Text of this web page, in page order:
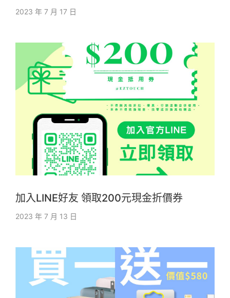
2023 年 7 月 17 日
加入LINE好友 領取200元現金折價券
2023 年 7 月 13 日